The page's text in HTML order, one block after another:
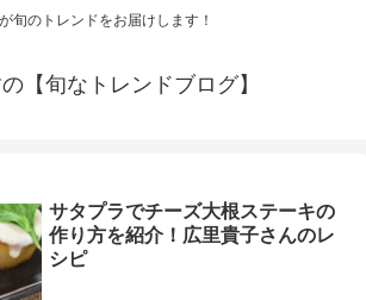
旬のトレンドをお届けします！
【旬なトレンドブログ】
サタプラでチーズ大根ステーキの
作り方を紹介！広里貴子さんのレ
シピ